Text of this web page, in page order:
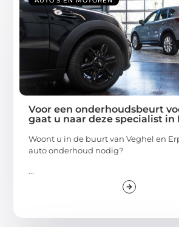
Voor een onderhoudsbeurt
gaat u naar deze specialist in
Woont u in de buurt van Veghel en
auto onderhoud nodig?
...